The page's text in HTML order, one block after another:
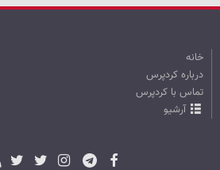
خانه
درباره کردپرس
تماس با کردپرس
آرشیو